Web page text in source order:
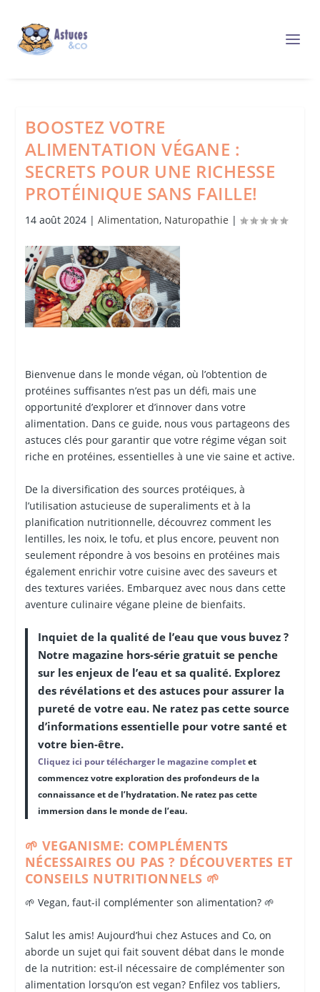
BOOSTEZ VOTRE
ALIMENTATION VÉGANE :
SECRETS POUR UNE RICHESSE
PROTÉINIQUE SANS FAILLE!
14 août 2024| Alimentation, Naturopathie |
Bienvenue dans le monde végan, où l’obtention de
protéines suffisantes n’est pas un défi, mais une
opportunité d’explorer et d’innover dans votre
alimentation. Dans ce guide, nous vous partageons des
astuces clés pour garantir que votre régime végan soit
riche en protéines, essentielles à une vie saine et active.
De la diversification des sources protéiques, à
l’utilisation astucieuse de superaliments et à la
planification nutritionnelle, découvrez comment les
lentilles, les noix, le tofu, et plus encore, peuvent non
seulement répondre à vos besoins en protéines mais
également enrichir votre cuisine avec des saveurs et
des textures variées. Embarquez avec nous dans cette
aventure culinaire végane pleine de bienfaits.
Inquiet de la qualité de l’eau que vous buvez ?
Notre magazine hors-série gratuit se penche
sur les enjeux de l’eau et sa qualité. Explorez
des révélations et des astuces pour assurer la
pureté de votre eau. Ne ratez pas cette source
d’informations essentielle pour votre santé et
votre bien-être.
Cliquez ici pour télécharger le magazine completet
commencez votre exploration des profondeurs de la
connaissance et de l’hydratation. Ne ratez pas cette
immersion dans le monde de l’eau.
🌱 VEGANISME: COMPLÉMENTS
NÉCESSAIRES OU PAS ? DÉCOUVERTES ET
CONSEILS NUTRITIONNELS 🌱
🌱 Vegan, faut-il complémenter son alimentation? 🌱
Salut les amis! Aujourd’hui chez Astuces and Co, on
aborde un sujet qui fait souvent débat dans le monde
de la nutrition: est-il nécessaire de complémenter son
alimentation lorsqu’on est vegan? Enfilez vos tabliers,